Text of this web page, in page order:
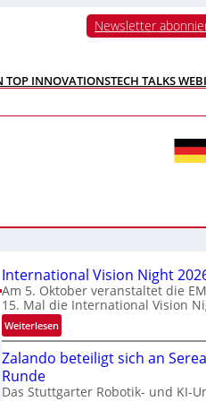
Newsletter
TOP INNOVATIONSTECH TALKS
International Vision Night
Am 5. Oktober veranstaltet die
15. Mal die International Vision
Weiterlesen:
I
n
e
Zalando beteiligt sich an
Runde
Das Stuttgarter Robotik- und KI-